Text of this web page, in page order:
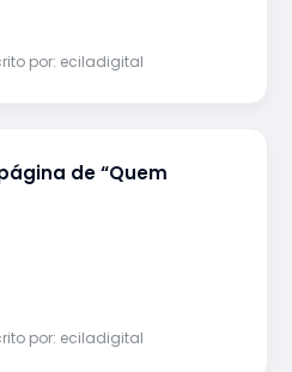
por: eciladigital
de “Quem
por: eciladigital